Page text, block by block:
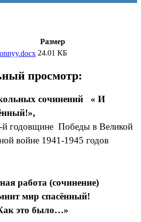
Размер
24.01 КБ
просмотр:
сочинений « И
годовщине Победы в Великой
войне 1941-1945 годов
работа (сочинение)
мир спасённый!
это было…»